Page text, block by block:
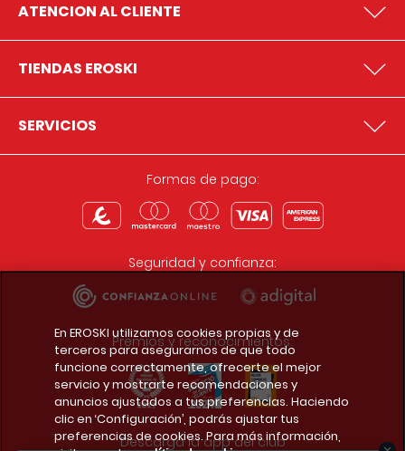
ATENCION AL CLIENTE
TIENDAS EROSKI
SERVICIOS
Formas de pago:
Seguridad y confianza:
Premios y reconocimientos:
Descarga la app del club
En EROSKI utilizamos cookies propias y de
terceros para asegurarnos de que todo
funcione correctamente, ofrecerte el mejor
servicio y mostrarte recomendaciones y
anuncios ajustados a tus preferencias. Haciendo
clic en ‘Configuración’, podrás ajustar tus
preferencias de cookies. Para más información,